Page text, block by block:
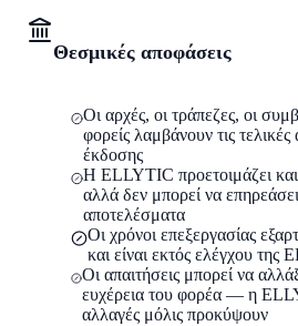
Θεσμικές αποφάσεις
Οι αρχές, οι τράπεζες, οι
φορείς λαμβάνουν τις
έκδοσης
Η ELLYTIC προετοιμάζει
αλλά δεν μπορεί να
αποτελέσματα
Οι χρόνοι επεξεργασίας
και είναι εκτός ελέγχου της
Οι απαιτήσεις μπορεί να
ευχέρεια του φορέα — η
αλλαγές μόλις προκύψουν